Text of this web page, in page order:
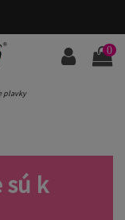
0
plavky
sú k